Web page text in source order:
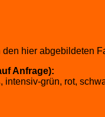
hier abgebildeten
Anfrage):
intensiv-grün, rot,